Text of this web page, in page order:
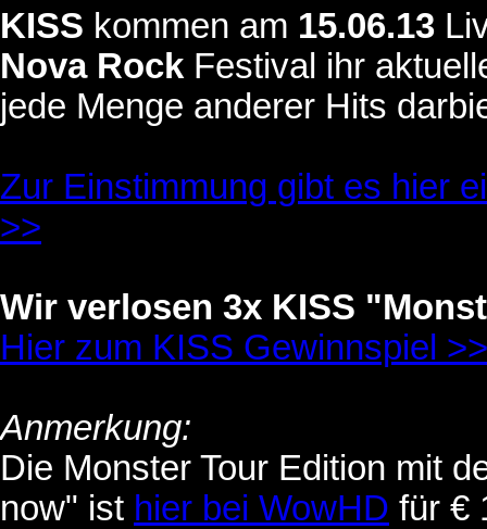
KISS kommen am 15.06.13
Nova Rock Festival ihr
jede Menge anderer Hits
Zur Einstimmung gibt es hier
>>
Wir verlosen 3x KISS
Hier zum KISS Gewinnspiel >>
Anmerkung:
Die Monster Tour Edition mit
now" ist hier bei WowHD für €